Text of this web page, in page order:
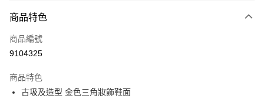
信用卡一次付款
超商取貨付款
運送方式
全家取貨付款
商品特色
商品編號
9104325
商品特色
古圾及造型 金色三角妝飾鞋面